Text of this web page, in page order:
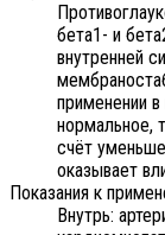
бета1- и
внутренней
применении
нормальное,
счёт
оказывает
Показания к
Внутрь: